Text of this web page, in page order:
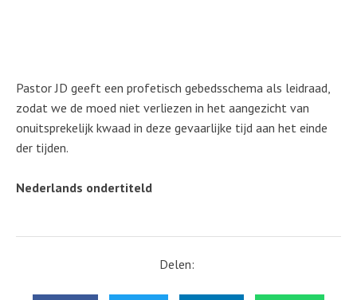
Pastor JD geeft een profetisch gebedsschema als leidraad,
zodat we de moed niet verliezen in het aangezicht van
onuitsprekelijk kwaad in deze gevaarlijke tijd aan het einde
der tijden.
Nederlands ondertiteld
Delen: